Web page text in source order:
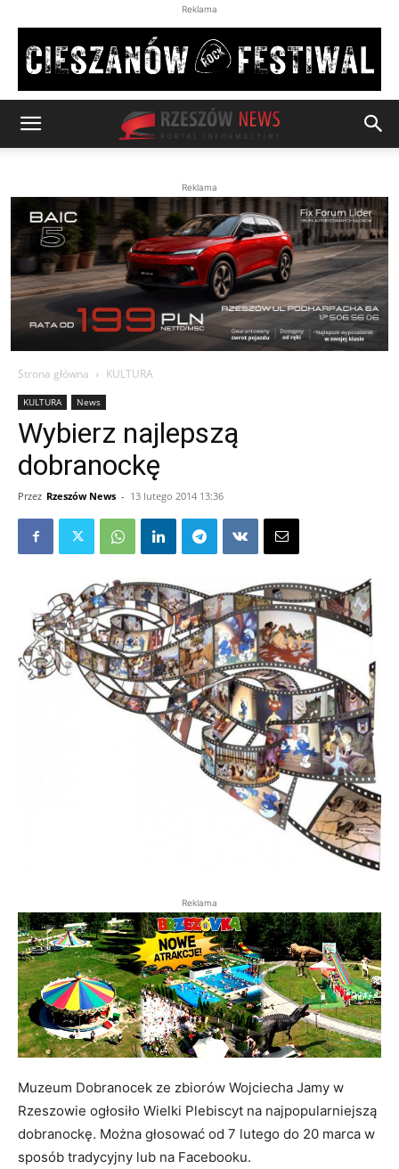
Reklama
Reklama
Strona główna KULTURA
KULTURA News
Wybierz najlepszą
dobranockę
Przez Rzeszów News - 13 lutego 2014 13:36
Reklama
Muzeum Dobranocek ze zbiorów Wojciecha Jamy w
Rzeszowie ogłosiło Wielki Plebiscyt na najpopularniejszą
dobranockę. Można głosować od 7 lutego do 20 marca w
sposób tradycyjny lub na Facebooku.